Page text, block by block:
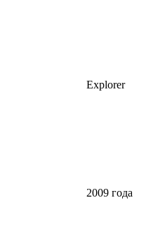
Explorer
2009 года